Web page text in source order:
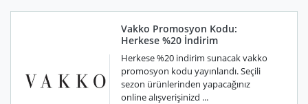
Vakko Promosyon Kodu:
Herkese %20 İndirim
Herkese %20 indirim sunacak vakko
promosyon kodu yayınlandı. Seçili
sezon ürünlerinden yapacağınız
online alışverişinizd ...